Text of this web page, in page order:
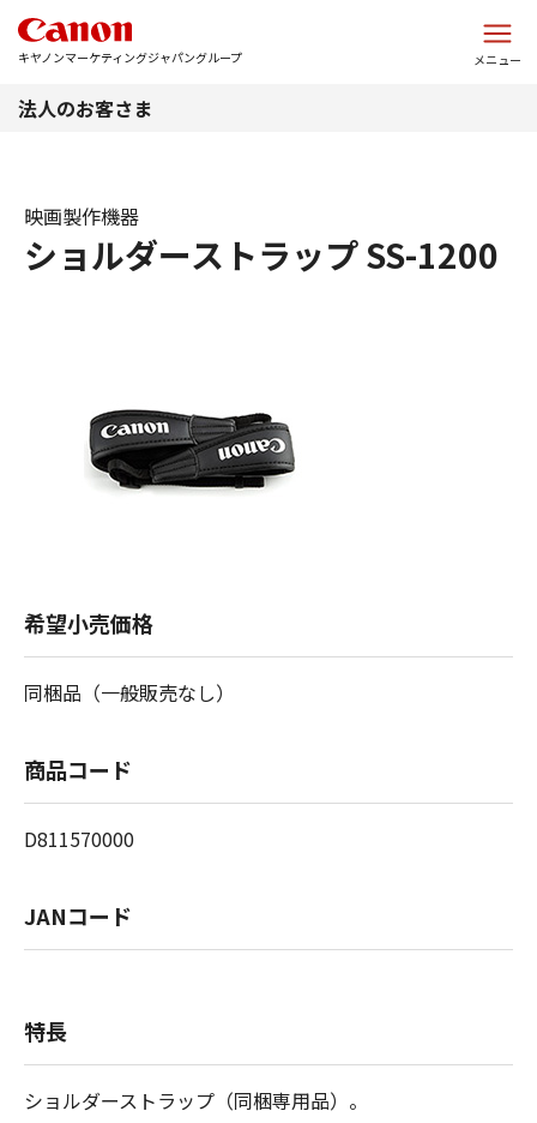
キヤノンマーケティングジャパングループ メニュー
法人のお客さま
ショルダーストラップ SS-1200
映画製作機器
希望小売価格
同梱品（一般販売なし）
商品コード
D811570000
JANコード
特長
ショルダーストラップ（同梱専用品）。